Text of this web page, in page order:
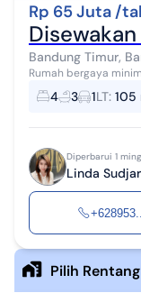
Rp 65 Juta /
Bandung Timur,
Rumah bergaya
rumah 2 lantai yang asri ini, disewakan dengan
yang menambah nilai
4 3 1LT: 105
Diperbarui 1
Linda
+628953...
Pilih